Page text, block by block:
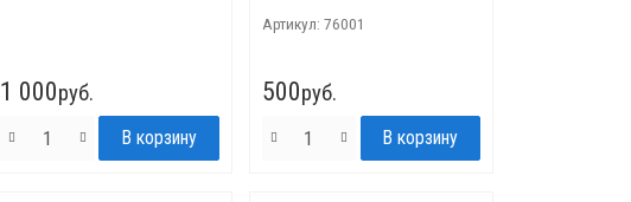
1 000руб.
Артикул: 76001
500руб.